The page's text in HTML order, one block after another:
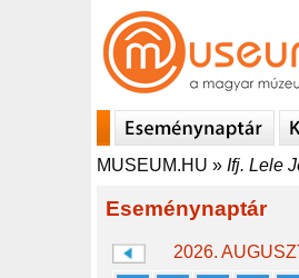
MUSEUM.HU » Ifj. Lele
Eseménynaptár
2026.